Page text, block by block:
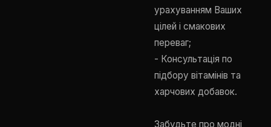
урахуванням Ваших
цілей і смакових
переваг;
- Консультація по
підбору вітамінів та
харчових добавок.
Забудьте про модні